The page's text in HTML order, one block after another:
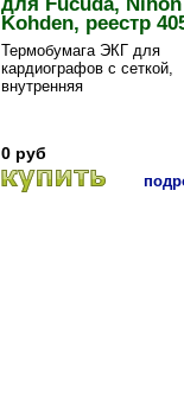
Kohden, реестр
Термобумага ЭКГ для
кардиографов с сеткой,
внутренняя
0 руб